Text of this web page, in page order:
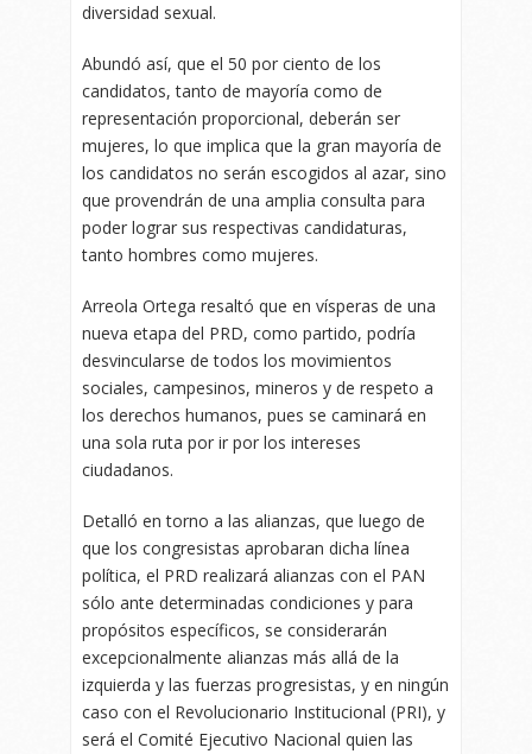
diversidad sexual.
Abundó así, que el 50 por ciento de los
candidatos, tanto de mayoría como de
representación proporcional, deberán ser
mujeres, lo que implica que la gran mayoría de
los candidatos no serán escogidos al azar, sino
que provendrán de una amplia consulta para
poder lograr sus respectivas candidaturas,
tanto hombres como mujeres.
Arreola Ortega resaltó que en vísperas de una
nueva etapa del PRD, como partido, podría
desvincularse de todos los movimientos
sociales, campesinos, mineros y de respeto a
los derechos humanos, pues se caminará en
una sola ruta por ir por los intereses
ciudadanos.
Detalló en torno a las alianzas, que luego de
que los congresistas aprobaran dicha línea
política, el PRD realizará alianzas con el PAN
sólo ante determinadas condiciones y para
propósitos específicos, se considerarán
excepcionalmente alianzas más allá de la
izquierda y las fuerzas progresistas, y en ningún
caso con el Revolucionario Institucional (PRI), y
será el Comité Ejecutivo Nacional quien las